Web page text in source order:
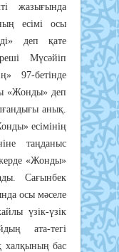
жазығында
есімі осы
деп қате
Мүсәйіп
97-бетінде
«Жонды» деп
анық.
есімінің
таңданыс
жерде «Жонды»
Сағынбек
осы мәселе
үзік-үзік
ата-тегі
халқының бас